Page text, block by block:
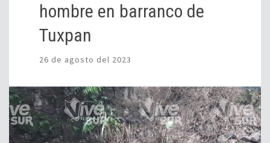
hombre en barranco de
Tuxpan
26 de agosto del 2023